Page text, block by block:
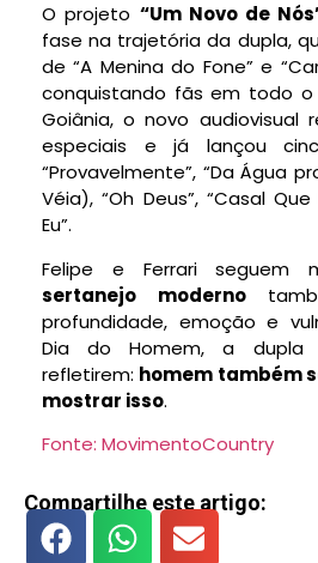
O projeto “Um Novo de
fase na trajetória da dupla,
de “A Menina do Fone” e
conquistando fãs em todo o
Goiânia, o novo audiovisual
especiais e já lançou
“Provavelmente”, “Da Água
Véia), “Oh Deus”, “Casal
Eu”.
Felipe e Ferrari seguem
sertanejo moderno
profundidade, emoção e
Dia do Homem, a dupla
refletirem: homem também
mostrar isso.
Fonte: MovimentoCountry
Compartilhe este artigo: